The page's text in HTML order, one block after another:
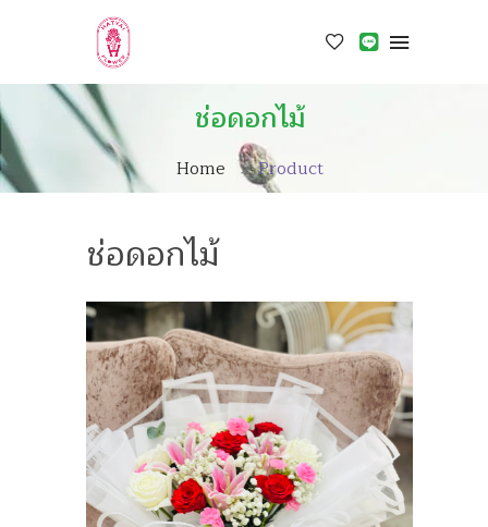
ช่อดอกไม้
Home Product
ช่อดอกไม้